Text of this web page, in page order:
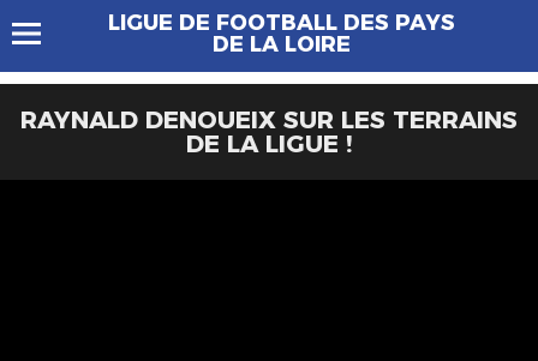
LIGUE DE FOOTBALL DES PAYS
DE LA LOIRE
RAYNALD DENOUEIX SUR LES TERRAINS
DE LA LIGUE !